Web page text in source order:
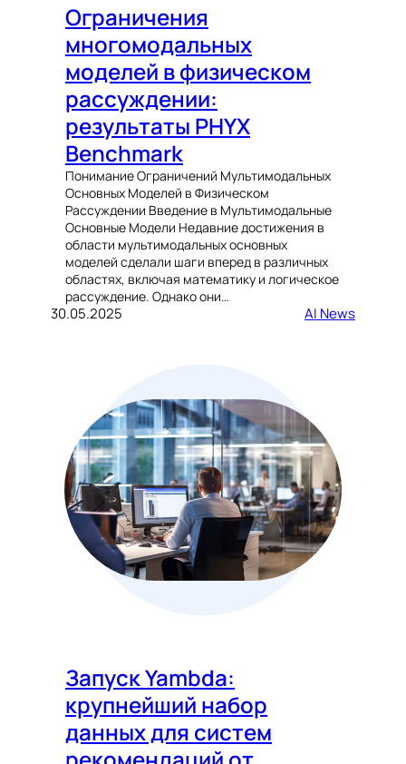
Ограничения
многомодальных
моделей в физическом
рассуждении:
результаты PHYX
Benchmark
Понимание Ограничений Мультимодальных
Основных Моделей в Физическом
Рассуждении Введение в Мультимодальные
Основные Модели Недавние достижения в
области мультимодальных основных
моделей сделали шаги вперед в различных
областях, включая математику и логическое
рассуждение. Однако они…
30.05.2025 AI News
Запуск Yambda:
крупнейший набор
данных для систем